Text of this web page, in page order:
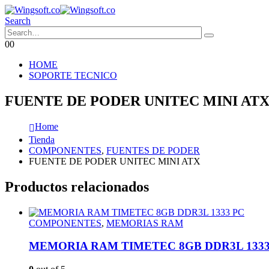
Search
00
HOME
SOPORTE TECNICO
FUENTE DE PODER UNITEC MINI ATX
Home
Tienda
COMPONENTES, FUENTES DE PODER
FUENTE DE PODER UNITEC MINI ATX
Productos relacionados
COMPONENTES, MEMORIAS RAM
MEMORIA RAM TIMETEC 8GB DDR3L